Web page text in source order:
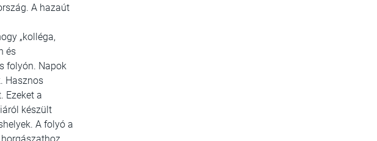
A hazaút
„kolléga,
és
folyón. Napok
Hasznos
Ezeket a
készült
A folyó a